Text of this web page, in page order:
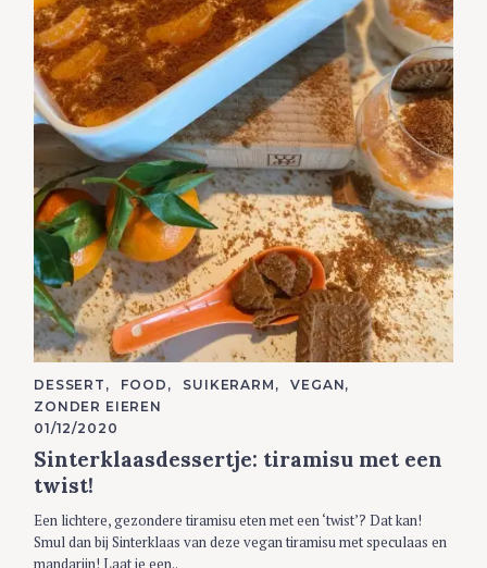
C
A
T
E
O
R
I
E
S
DESSERT FOOD SUIKERARM
VEGAN
ZONDER EIEREN
01/12/2020
Sinterklaasdessertje: tiramisu met een
twist!
Een lichtere, gezondere tiramisu eten met een ‘twist’? Dat kan!
Smul dan bij Sinterklaas van deze vegan tiramisu met speculaas en
mandarijn! Laat je een..